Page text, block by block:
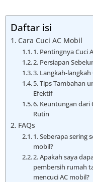
Daftar isi
Cara Cuci AC Mobil
1. Pentingnya Cuci
2. Persiapan
3. Langkah-langkah
5. Tips Tambahan
Efektif
6. Keuntungan dari
Rutin
FAQs
1. Seberapa sering
mobil?
2. Apakah saya
pembersih rumah
mencuci AC mobil?